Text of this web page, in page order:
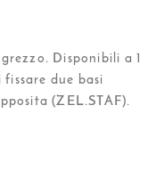
Disponibili a 1
due basi
(ZEL.STAF).